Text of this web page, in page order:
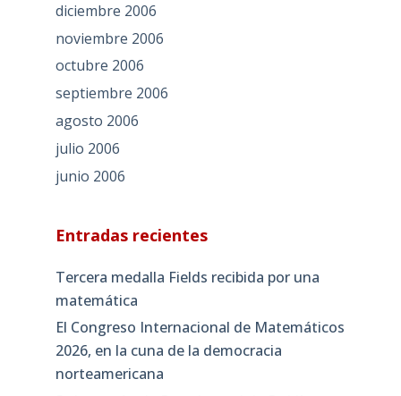
diciembre 2006
noviembre 2006
octubre 2006
septiembre 2006
agosto 2006
julio 2006
junio 2006
Entradas recientes
Tercera medalla Fields recibida por una
matemática
El Congreso Internacional de Matemáticos
2026, en la cuna de la democracia
norteamericana